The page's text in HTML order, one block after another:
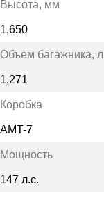
Высота, мм
1,650
Объем багажника, л
1,271
Коробка
AMT-7
Мощность
147 л.с.